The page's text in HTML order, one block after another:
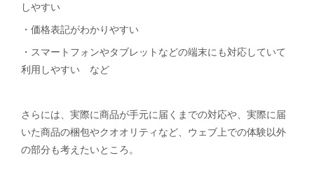
しやすい
・価格表記がわかりやすい
・スマートフォンやタブレットなどの端末にも対応していて
利用しやすい など
さらには、実際に商品が手元に届くまでの対応や、実際に届
いた商品の梱包やクオオリティなど、ウェブ上での体験以外
の部分も考えたいところ。